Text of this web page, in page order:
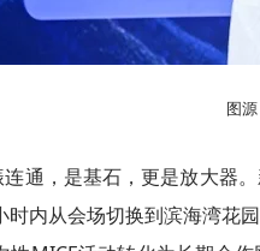
图
通，是基石，更是放大器
时内从会场切换到滨海湾花